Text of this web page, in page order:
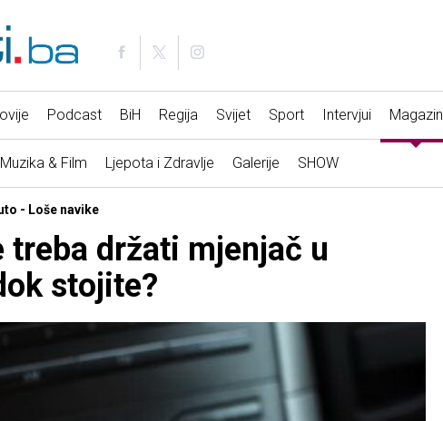
Podcast BiH Regija Svijet Sport Intervjui Magazin
Muzika & Film Ljepota i Zdravlje Galerije SHOW
- Loše navike
treba držati mjenjač u
stojite?